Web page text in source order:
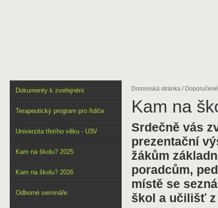
Dokumenty k zveřejnění
Terapeutický program pro řidiče
Univerzita třetího věku - U3V
Kam na školu? 2025
Kam na školu? 2026
Odborné semináře
Domovská stránka /
Kam na
Srdečně vás
prezentační
žákům
poradcům,
místě se
škol a učilišť